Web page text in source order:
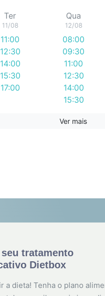
Ter
11/08
11:00
12:30
14:00
15:30
17:00
Qua
12/08
08:00
09:30
11:00
12:30
14:00
15:30
Ver mais
tratamento
Dietbox
a dieta! Tenha o plano